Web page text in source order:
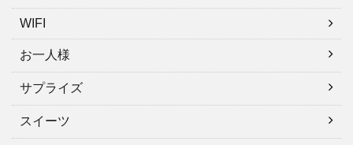
WIFI
お一人様
サプライズ
スイーツ